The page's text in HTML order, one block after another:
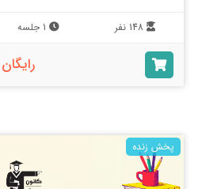
148 نفر 1 جلسه
رایگان
پخش زنده